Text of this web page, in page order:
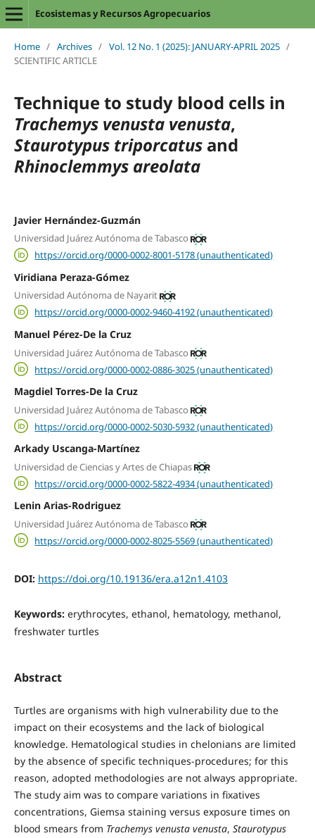
Ecosistemas y Recursos Agropecuarios
Home / Archives / Vol. 12 No. 1 (2025): JANUARY-APRIL 2025 /
SCIENTIFIC ARTICLE
Technique to study blood cells in
Trachemys venusta venusta,
Staurotypus triporcatusand
Rhinoclemmys areolata
Javier Hernández-Guzmán
Universidad Juárez Autónoma de Tabasco
https://orcid.org/0000-0002-8001-5178 (unauthenticated)
Viridiana Peraza-Gómez
Universidad Autónoma de Nayarit
https://orcid.org/0000-0002-9460-4192 (unauthenticated)
Manuel Pérez-De la Cruz
Universidad Juárez Autónoma de Tabasco
https://orcid.org/0000-0002-0886-3025 (unauthenticated)
Magdiel Torres-De la Cruz
Universidad Juárez Autónoma de Tabasco
https://orcid.org/0000-0002-5030-5932 (unauthenticated)
Arkady Uscanga-Martínez
Universidad de Ciencias y Artes de Chiapas
https://orcid.org/0000-0002-5822-4934 (unauthenticated)
Lenin Arias-Rodriguez
Universidad Juárez Autónoma de Tabasco
https://orcid.org/0000-0002-8025-5569 (unauthenticated)
DOI: https://doi.org/10.19136/era.a12n1.4103
Keywords: erythrocytes, ethanol, hematology, methanol,
freshwater turtles
Abstract
Turtles are organisms with high vulnerability due to the
impact on their ecosystems and the lack of biological
knowledge. Hematological studies in chelonians are limited
by the absence of specific techniques-procedures; for this
reason, adopted methodologies are not always appropriate.
The study aim was to compare variations in fixatives
concentrations, Giemsa staining versus exposure times on
blood smears from Trachemys venusta venusta, Staurotypus